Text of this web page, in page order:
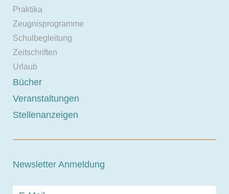
Praktika
Zeugnisprogramme
Schulbegleitung
Zeitschriften
Urlaub
Bücher
Veranstaltungen
Stellenanzeigen
Newsletter Anmeldung